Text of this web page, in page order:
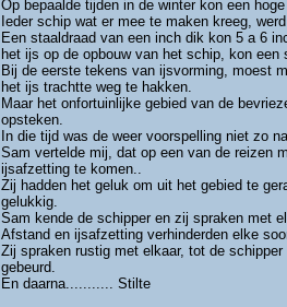
Op bepaalde tijden in de winter kon een
Ieder schip wat er mee te maken kreeg,
Een staaldraad van een inch dik kon 5 a 6
het ijs op de opbouw van het schip, kon
Bij de eerste tekens van ijsvorming, moest
het ijs trachtte weg te hakken.
Maar het onfortuinlijke gebied van de
opsteken.
In die tijd was de weer voorspelling niet zo
Sam vertelde mij, dat op een van de reizen
ijsafzetting te komen..
Zij hadden het geluk om uit het gebied te
gelukkig.
Sam kende de schipper en zij spraken met
Afstand en ijsafzetting verhinderden elke
Zij spraken rustig met elkaar, tot de
gebeurd.
En daarna........... Stilte